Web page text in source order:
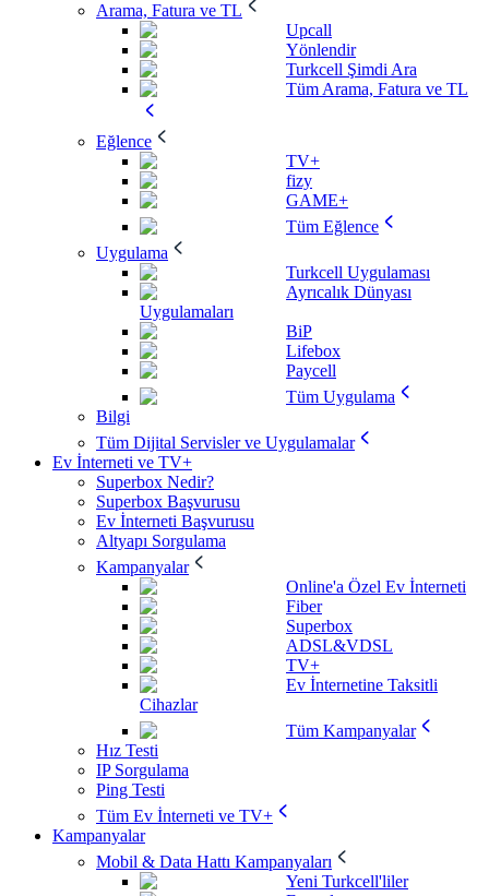
Arama, Fatura ve TL
Upcall
Yönlendir
Turkcell Şimdi Ara
Tüm Arama, Fatura ve TL
Eğlence
TV+
fizy
GAME+
Tüm Eğlence
Uygulama
Turkcell Uygulaması
Ayrıcalık Dünyası
Uygulamaları
BiP
Lifebox
Paycell
Tüm Uygulama
Bilgi
Tüm Dijital Servisler ve Uygulamalar
Ev İnterneti ve TV+
Superbox Nedir?
Superbox Başvurusu
Ev İnterneti Başvurusu
Altyapı Sorgulama
Kampanyalar
Online'a Özel Ev İnterneti
Fiber
Superbox
ADSL&VDSL
TV+
Ev İnternetine Taksitli
Cihazlar
Tüm Kampanyalar
Hız Testi
IP Sorgulama
Ping Testi
Tüm Ev İnterneti ve TV+
Kampanyalar
Mobil & Data Hattı Kampanyaları
Yeni Turkcell'liler